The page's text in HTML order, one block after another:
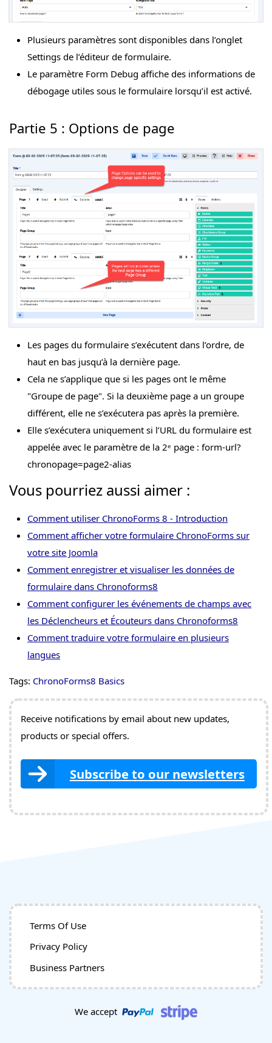
Plusieurs paramètres sont disponibles dans l’onglet
Settings de l’éditeur de formulaire.
Le paramètre Form Debug affiche des informations de
débogage utiles sous le formulaire lorsqu’il est activé.
Partie 5 : Options de page
Les pages du formulaire s’exécutent dans l’ordre, de
haut en bas jusqu’à la dernière page.
Cela ne s’applique que si les pages ont le même
"Groupe de page". Si la deuxième page a un groupe
différent, elle ne s’exécutera pas après la première.
Elle s’exécutera uniquement si l’URL du formulaire est
appelée avec le paramètre de la 2ᵉ page : form-url?
chronopage=page2-alias
Vous pourriez aussi aimer :
Comment utiliser ChronoForms 8 - Introduction
Comment afficher votre formulaire ChronoForms sur
votre site Joomla
Comment enregistrer et visualiser les données de
formulaire dans Chronoforms8
Comment configurer les événements de champs avec
les Déclencheurs et Écouteurs dans Chronoforms8
Comment traduire votre formulaire en plusieurs
langues
Tags: ChronoForms8 Basics
Receive notifications by email about new updates,
products or special offers.
Subscribe to our newsletters
Terms Of Use
Privacy Policy
Business Partners
We accept